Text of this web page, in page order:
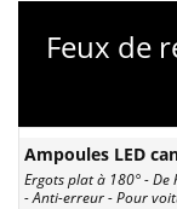
Feux de
Ampoules LED
Ergots plat à 180° -
- Anti-erreur - Pour